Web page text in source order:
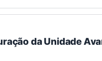
da Unidade